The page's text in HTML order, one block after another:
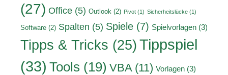
(27) Office (5) Outlook (2) Pivot (1) Sicherheitslücke (1)
Software (2) Spalten (5) Spiele (7) Spielvorlagen (3)
Tipps & Tricks (25)Tippspiel
(33) Tools (19) VBA (11) Vorlagen (3)